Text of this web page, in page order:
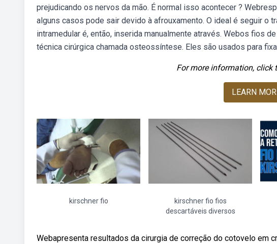
prejudicando os nervos da mão. É normal isso acontecer ?
alguns casos pode sair devido à afrouxamento. O ideal é seguir o
intramedular é, então, inserida manualmente através. Webos fios
técnica cirúrgica chamada osteossíntese. Eles são usados para
For more information, click
LEARN
kirschner fio
kirschner fio fios
descartáveis diversos
Webapresenta resultados da cirurgia de correção do cotovelo em